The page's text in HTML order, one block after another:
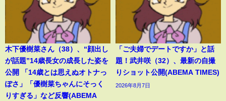
木下優樹菜さん（38）、“顔出し
が話題”14歳長女の成長した姿を
公開 「14歳とは思えぬオトナっ
ぽさ」「優樹菜ちゃんにそっく
りすぎる」など反響(ABEMA
「ご夫婦でデートですか」と話
題！武井咲（32）、最新の自撮
りショット公開(ABEMA TIMES)
2026年8月7日